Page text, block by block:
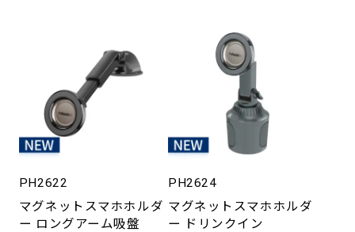
PH2622
マグネットスマホホルダ
ー ロングアーム吸盤
PH2624
マグネットスマホホルダ
ー ドリンクイン